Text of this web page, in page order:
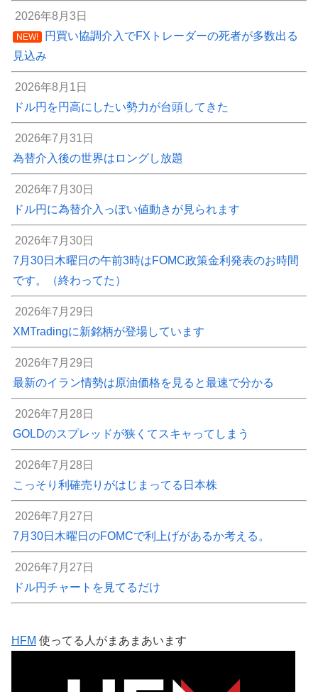
2026年8月3日
NEW!
円買い協調介入でFXトレーダーの死者が多数出る
見込み
2026年8月1日
ドル円を円高にしたい勢力が台頭してきた
2026年7月31日
為替介入後の世界はロングし放題
2026年7月30日
ドル円に為替介入っぽい値動きが見られます
2026年7月30日
7月30日木曜日の午前3時はFOMC政策金利発表のお時間
です。（終わってた）
2026年7月29日
XMTradingに新銘柄が登場しています
2026年7月29日
最新のイラン情勢は原油価格を見ると最速で分かる
2026年7月28日
GOLDのスプレッドが狭くてスキャってしまう
2026年7月28日
こっそり利確売りがはじまってる日本株
2026年7月27日
7月30日木曜日のFOMCで利上げがあるか考える。
2026年7月27日
ドル円チャートを見てるだけ
HFM 使ってる人がまあまあいます